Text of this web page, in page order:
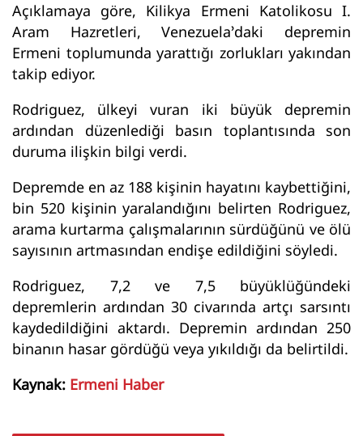
Açıklamaya göre, Kilikya Ermeni Katolikosu I.
Aram Hazretleri, Venezuela’daki depremin
Ermeni toplumunda yarattığı zorlukları yakından
takip ediyor.
Rodriguez, ülkeyi vuran iki büyük depremin
ardından düzenlediği basın toplantısında son
duruma ilişkin bilgi verdi.
Depremde en az 188 kişinin hayatını kaybettiğini,
bin 520 kişinin yaralandığını belirten Rodriguez,
arama kurtarma çalışmalarının sürdüğünü ve ölü
sayısının artmasından endişe edildiğini söyledi.
Rodriguez, 7,2 ve 7,5 büyüklüğündeki
depremlerin ardından 30 civarında artçı sarsıntı
kaydedildiğini aktardı. Depremin ardından 250
binanın hasar gördüğü veya yıkıldığı da belirtildi.
Kaynak: Ermeni Haber